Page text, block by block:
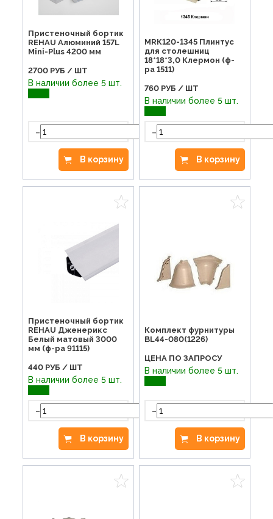
Пристеночный бортик
REHAU Алюминий 157L
Mini-Plus 4200 мм
2700 РУБ / ШТ
В наличии более 5 шт.
-
В корзину
МRК120-1345 Плинтус
для столешниц
18*18*3,0 Клермон (ф-
ра 1511)
760 РУБ / ШТ
В наличии более 5 шт.
-
В корзину
Пристеночный бортик
REHAU Дженерикс
Белый матовый 3000
мм (ф-ра 91115)
440 РУБ / ШТ
В наличии более 5 шт.
-
В корзину
Комплект фурнитуры
BL44-080(1226)
ЦЕНА ПО ЗАПРОСУ
В наличии более 5 шт.
-
В корзину